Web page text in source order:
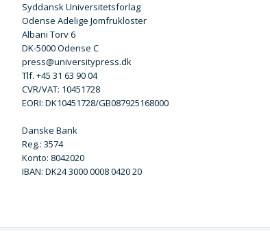
Syddansk Universitetsforlag
Odense Adelige Jomfrukloster
Albani Torv 6
DK-5000 Odense C
press@universitypress.dk
Tlf. +45 31 63 90 04
CVR/VAT: 10451728
EORI: DK10451728/GB087925168000
Danske Bank
Reg.: 3574
Konto: 8042020
IBAN: DK24 3000 0008 0420 20